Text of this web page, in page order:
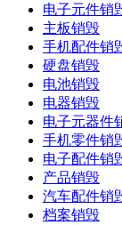
电子元件销
主板销毁
手机配件销
硬盘销毁
电池销毁
电器销毁
电子元器件
手机零件销
电子配件销
产品销毁
汽车配件销
档案销毁